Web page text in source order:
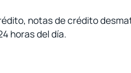
notas de crédito
horas del día.